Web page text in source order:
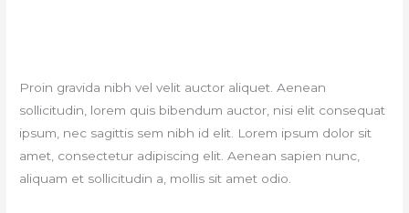
Proin gravida nibh velvelit auctor aliquet. Aenean
sollicitudin, lorem quis bibendum auctor, nisi elit consequat
ipsum, nec sagittis sem nibh id elit. Lorem ipsum dolor sit
amet, consectetur adipiscing elit. Aenean sapien nunc,
aliquam et sollicitudin a, mollis sit amet odio.